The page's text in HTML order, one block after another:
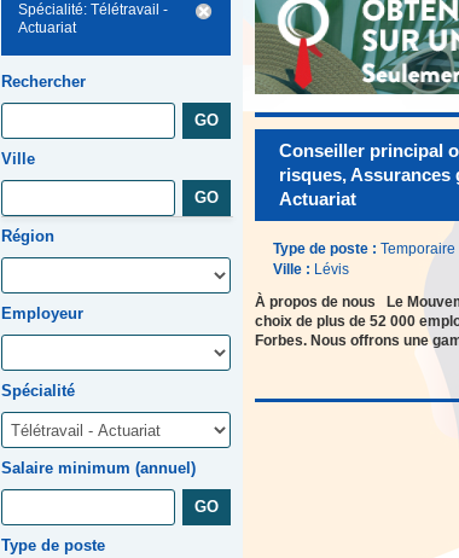
Spécialité: Télétravail -
Actuariat
Rechercher
Ville
Région
Employeur
Spécialité
Salaire minimum (annuel)
Type de poste
Conseiller principal
risques, Assurances
Actuariat
Type de poste : Temporaire
Ville : Lévis
À propos de nous Le
choix de plus de 52 000
Forbes. Nous offrons une